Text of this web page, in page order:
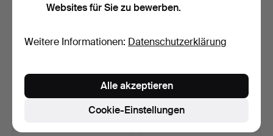
Ausgewähltes
Websites für Sie zu bewerben.
Weitere Informationen: Datenschutzerklärung
Cookie-Einstellungen
Alle akzeptieren